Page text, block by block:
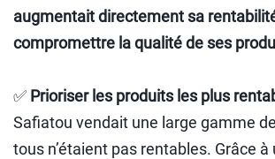
augmentait directement sa
compromettre la qualité de ses
✅ Prioriser les produits les plus
Safiatou vendait une large gamme
tous n’étaient pas rentables. Grâce à